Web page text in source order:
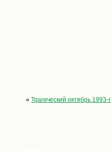
« Трагический октябрь 1993-